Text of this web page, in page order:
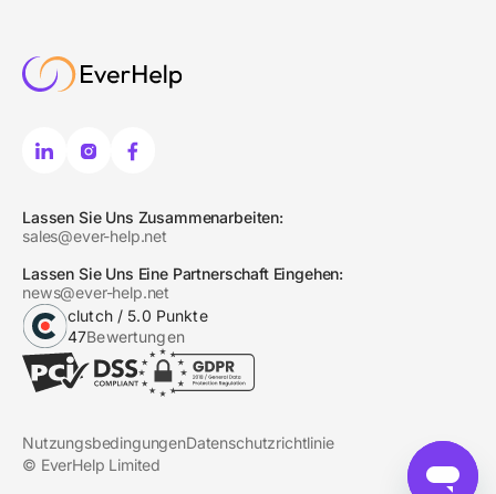
Lassen Sie Uns Zusammenarbeiten:
sales@ever-help.net
Lassen Sie Uns Eine Partnerschaft Eingehen:
news@ever-help.net
clutch / 5.0 Punkte
47Bewertungen
© EverHelp Limited
NutzungsbedingungenDatenschutzrichtlinie